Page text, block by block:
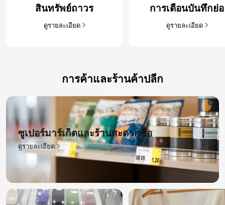
สินทรัพย์ถาวร
ดูรายละเอียด​
การเตือนบันทึกย่อ​
ดูรายละเอียด​
การค้าและร้านค้าปลีก
ซูเปอร์มาร์เก็ตและร้านสะดวกซื้อ​
ดูรายละเอียด​